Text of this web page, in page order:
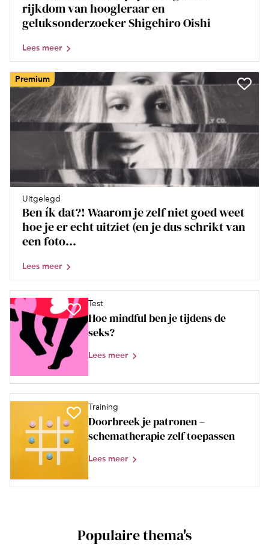
rijkdom van hoogleraar en
geluksonderzoeker Shigehiro Oishi
Lees meer
Premium
Uitgelegd
Ben ík dat?! Waarom je zelf niet goed weet
hoe je er echt uitziet (en je dus schrikt van
een foto...
Lees meer
Test
Hoe mindful ben je tijdens de
seks?
Lees meer
Training
Doorbreek je patronen –
schematherapie zelf toepassen
Lees meer
Populaire thema's